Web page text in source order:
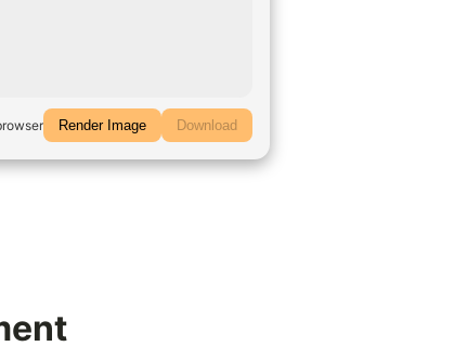
Render Image Download